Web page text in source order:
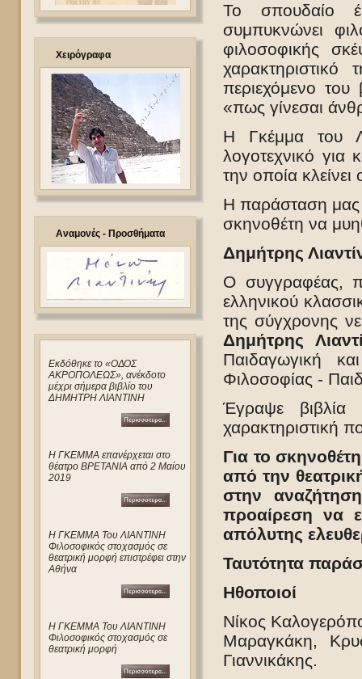
Χειρόγραφα
Αναμονές - Προσθήματα
Eκδόθηκε το «ΟΔΟΣ
ΑΚΡΟΠΟΛΕΩΣ», ανέκδοτο
μέχρι σήμερα βιβλίο του
ΔΗΜΗΤΡΗ ΛΙΑΝΤΙΝΗ
Η ΓΚΕΜΜΑ επανέρχεται στο
θέατρο ΒΡΕΤΑΝΙΑ από 2 Μαίου
2019
Η ΓΚΕΜΜΑ Του ΛΙΑΝΤΙΝΗ
Φιλοσοφικός στοχασμός σε
θεατρική μορφή επιστρέφει στην
Αθήνα
Η ΓΚΕΜΜΑ Του ΛΙΑΝΤΙΝΗ
Φιλοσοφικός στοχασμός σε
θεατρική μορφή
Το σπουδαίο
συμπυκνώνει
φιλοσοφικής
περιεχόμενο του
«πως γίνεσαι
Η Γκέμμα του
λογοτεχνικό για
την οποία
Η παράσταση μας
σκηνοθέτη να
Δημήτρης
Ο συγγραφέας,
ελληνικού
της σύγχρονης
Δημήτρης
Παιδαγωγική
Φιλοσοφίας -
Έγραψε βιβλία
χαρακτηριστική
Για το
από την
στην
προαίρεση να
απόλυτης
Ταυτότητα
Ηθοποιοί
Νίκος
Μαραγκάκη,
Γιαννικάκης.